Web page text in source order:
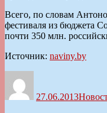
Всего, по словам
фестиваля из бюджета
почти 350 млн.
Источник: naviny.by
27.06.2013